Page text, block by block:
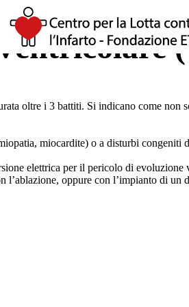
oltre i 3 battiti. Si indicano come
miocardite) o a disturbi
elettrica per il pericolo di
oppure con l’impianto di